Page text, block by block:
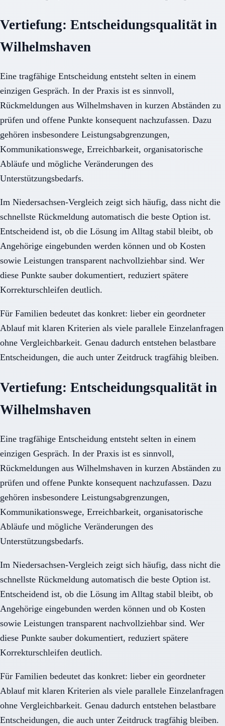
Vertiefung: Entscheidungsqualität in
Wilhelmshaven
Eine tragfähige Entscheidung entsteht selten in einem
einzigen Gespräch. In der Praxis ist es sinnvoll,
Rückmeldungen aus Wilhelmshaven in kurzen Abständen zu
prüfen und offene Punkte konsequent nachzufassen. Dazu
gehören insbesondere Leistungsabgrenzungen,
Kommunikationswege, Erreichbarkeit, organisatorische
Abläufe und mögliche Veränderungen des
Unterstützungsbedarfs.
Im Niedersachsen-Vergleich zeigt sich häufig, dass nicht die
schnellste Rückmeldung automatisch die beste Option ist.
Entscheidend ist, ob die Lösung im Alltag stabil bleibt, ob
Angehörige eingebunden werden können und ob Kosten
sowie Leistungen transparent nachvollziehbar sind. Wer
diese Punkte sauber dokumentiert, reduziert spätere
Korrekturschleifen deutlich.
Für Familien bedeutet das konkret: lieber ein geordneter
Ablauf mit klaren Kriterien als viele parallele Einzelanfragen
ohne Vergleichbarkeit. Genau dadurch entstehen belastbare
Entscheidungen, die auch unter Zeitdruck tragfähig bleiben.
Vertiefung: Entscheidungsqualität in
Wilhelmshaven
Eine tragfähige Entscheidung entsteht selten in einem
einzigen Gespräch. In der Praxis ist es sinnvoll,
Rückmeldungen aus Wilhelmshaven in kurzen Abständen zu
prüfen und offene Punkte konsequent nachzufassen. Dazu
gehören insbesondere Leistungsabgrenzungen,
Kommunikationswege, Erreichbarkeit, organisatorische
Abläufe und mögliche Veränderungen des
Unterstützungsbedarfs.
Im Niedersachsen-Vergleich zeigt sich häufig, dass nicht die
schnellste Rückmeldung automatisch die beste Option ist.
Entscheidend ist, ob die Lösung im Alltag stabil bleibt, ob
Angehörige eingebunden werden können und ob Kosten
sowie Leistungen transparent nachvollziehbar sind. Wer
diese Punkte sauber dokumentiert, reduziert spätere
Korrekturschleifen deutlich.
Für Familien bedeutet das konkret: lieber ein geordneter
Ablauf mit klaren Kriterien als viele parallele Einzelanfragen
ohne Vergleichbarkeit. Genau dadurch entstehen belastbare
Entscheidungen, die auch unter Zeitdruck tragfähig bleiben.